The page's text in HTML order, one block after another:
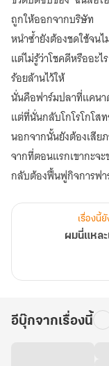
ถูกให้ออกจากบริษัท
หนำซ้ำยังต้องชดใช้จน
แต่ไม่รู้ว่าโชคดีหรืออะ
ร้อยล้านไว้ให้
นั่นคือฟาร์มปลาที่แคนา
แต่ที่นั่นกลับโกโรโกโส
นอกจากนั้นยังต้องเสีย
จากที่ตอนแรกเขากะจ
กลับต้องฟื้นฟูกิจการฟา
ทว่าระหว่างที่สำรวจทะ
หยดลงไปบนจี้รูปหัวใ
ทำให้ตัวจี้หลอมเข้าไปใ
จากนั้นมา...
เยียวยาและรักษาสิ่งมีชีวิ
และนี่ คือหนทางกอบกู้
เรื่องนี้
ผมนี่แหล
อีบุ๊กจากเรื่องนี้